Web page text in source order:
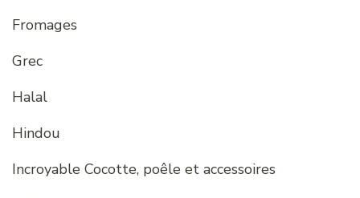
Fromages
Grec
Halal
Hindou
Incroyable Cocotte, poêle et accessoires